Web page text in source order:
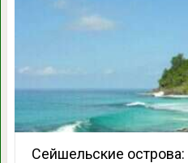
Сейшельские